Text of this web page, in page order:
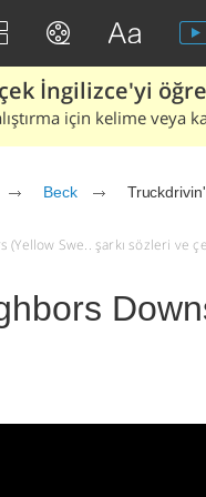
İngilizce'yi
için kelime veya
Beck
Swe.. şarkı sözleri ve